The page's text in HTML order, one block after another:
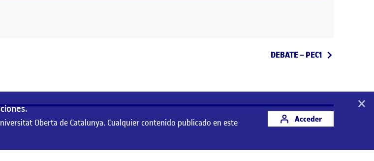
Entrada siguiente
DEBATE – PEC1
Oberta de Catalunya. Cualquier contenido publicado en este
Acceder
×